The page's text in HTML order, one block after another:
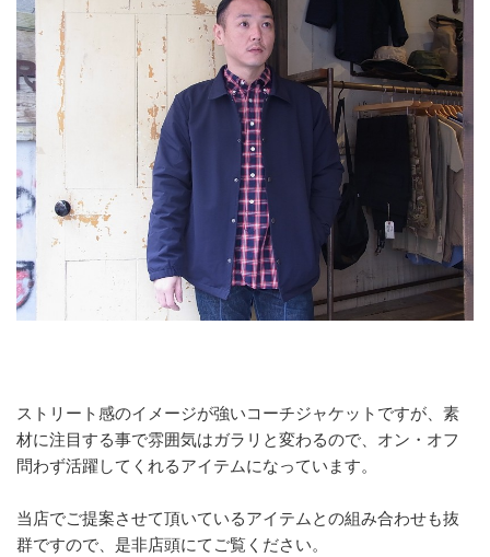
ストリート感のイメージが強いコーチジャケットですが、素
材に注目する事で雰囲気はガラリと変わるので、オン・オフ
問わず活躍してくれるアイテムになっています。
当店でご提案させて頂いているアイテムとの組み合わせも抜
群ですので、是非店頭にてご覧ください。